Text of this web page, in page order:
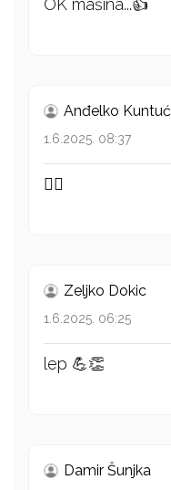
OK mašina...👍
Anđelko Kuntuć
1.6.2025. 08:37
👍🏻
Zeljko Dokic
1.6.2025. 06:25
lep 💪👏
Damir Šunjka